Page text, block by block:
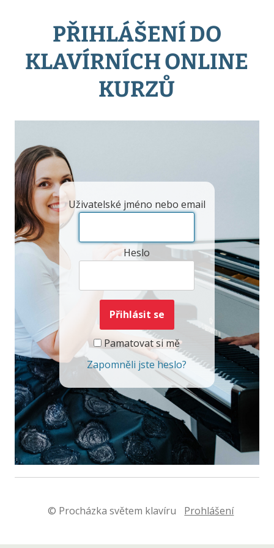
PŘIHLÁŠENÍ DO
KLAVÍRNÍCH ONLINE
KURZŮ
Uživatelské jméno nebo email
Heslo
Pamatovat si mě
Zapomněli jste heslo?
© Procházka světem klavíru Prohlášení